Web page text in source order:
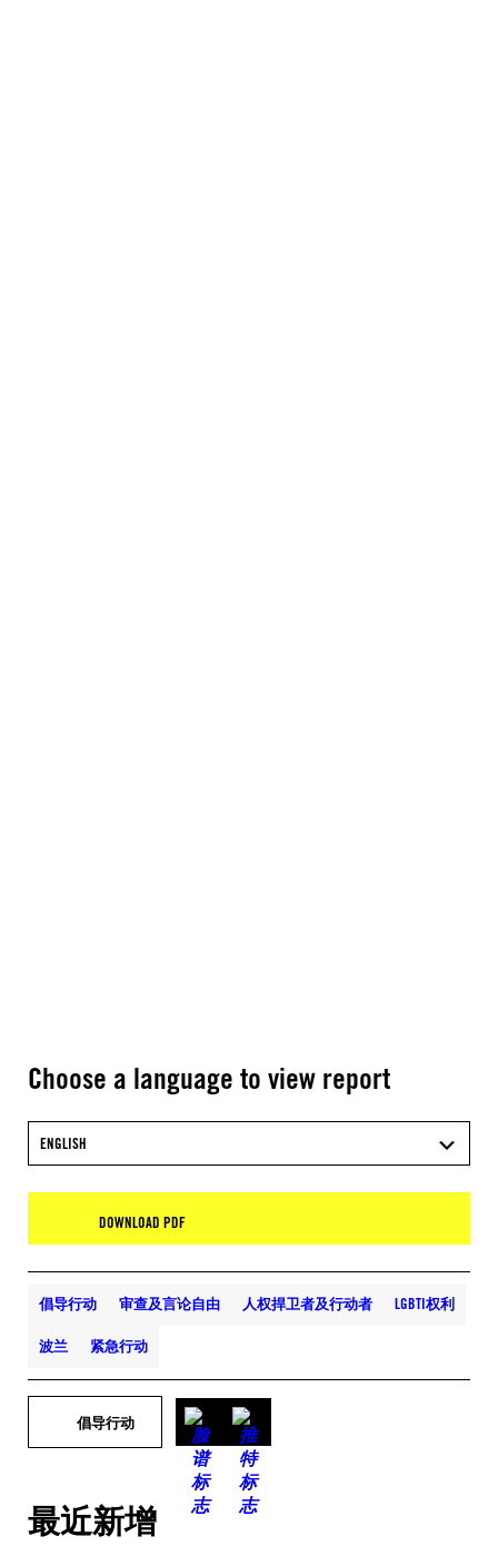
Choose a language to view report
ENGLISH
DOWNLOAD PDF
倡导行动 审查及言论自由 人权捍卫者及行动者 LGBTI权利
波兰 紧急行动
倡导行动
最近新增